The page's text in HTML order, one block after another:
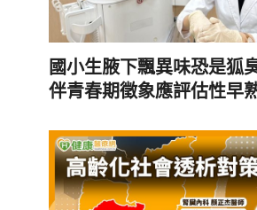
國小生腋下飄異味恐是狐
伴青春期徵象應評估性早